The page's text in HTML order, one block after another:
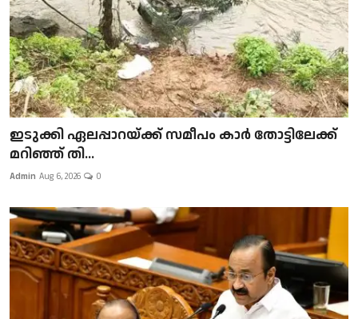
ഇടുക്കി ഏലപ്പാറയ്ക്ക് സമീപം കാർ തോട്ടിലേക്ക്
മറിഞ്ഞ് തി...
Admin Aug 6, 2026 0